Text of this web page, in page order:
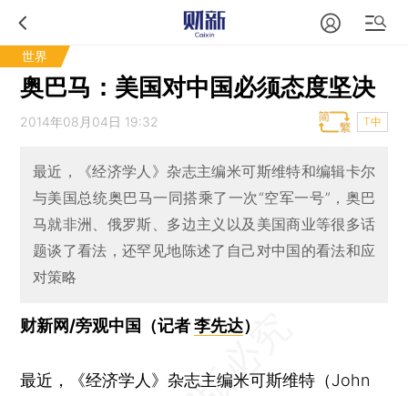
世界
奥巴马：美国对中国必须态度坚决
2014年08月04日 19:32 T中
最近，《经济学人》杂志主编米可斯维特和编辑卡尔
与美国总统奥巴马一同搭乘了一次“空军一号”，奥巴
马就非洲、俄罗斯、多边主义以及美国商业等很多话
题谈了看法，还罕见地陈述了自己对中国的看法和应
对策略
财新网/旁观中国（记者李先达）
最近，《经济学人》杂志主编米可斯维特（John